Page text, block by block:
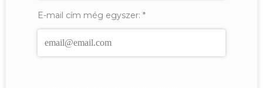
E-mail cím még egyszer: *